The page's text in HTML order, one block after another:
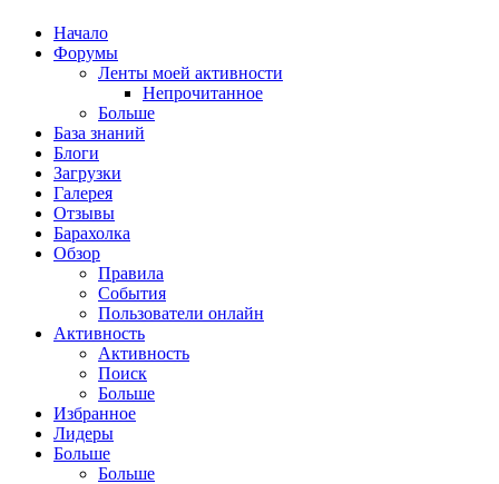
Начало
Форумы
Ленты моей активности
Непрочитанное
Больше
База знаний
Блоги
Загрузки
Галерея
Отзывы
Барахолка
Обзор
Правила
События
Пользователи онлайн
Активность
Активность
Поиск
Больше
Избранное
Лидеры
Больше
Больше